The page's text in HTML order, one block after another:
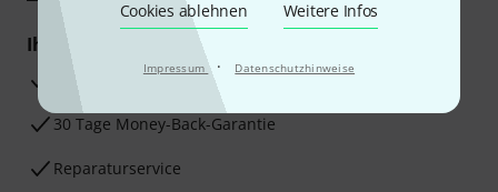
Cookies ablehnen Weitere Infos
Impressum · Datenschutzhinweise
Ihre Vorteile
3 Jahre Thomann Garantie
30 Tage Money-Back-Garantie
Reparaturservice